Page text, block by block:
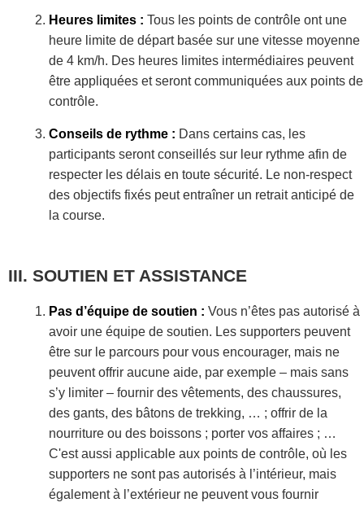
Heures limites : Tous les points de contrôle ont une
heure limite de départ basée sur une vitesse moyenne
de 4 km/h. Des heures limites intermédiaires peuvent
être appliquées et seront communiquées aux points de
contrôle.
Conseils de rythme : Dans certains cas, les
participants seront conseillés sur leur rythme afin de
respecter les délais en toute sécurité. Le non-respect
des objectifs fixés peut entraîner un retrait anticipé de
la course.
SOUTIEN ET ASSISTANCE
Pas d’équipe de soutien : Vous n’êtes pas autorisé à
avoir une équipe de soutien. Les supporters peuvent
être sur le parcours pour vous encourager, mais ne
peuvent offrir aucune aide, par exemple – mais sans
s’y limiter – fournir des vêtements, des chaussures,
des gants, des bâtons de trekking, … ; offrir de la
nourriture ou des boissons ; porter vos affaires ; …
C'est aussi applicable aux points de contrôle, où les
supporters ne sont pas autorisés à l’intérieur, mais
également à l’extérieur ne peuvent vous fournir